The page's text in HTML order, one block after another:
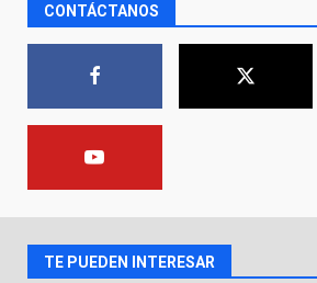
asume la
parroquia de
5 de agosto de 2026
2
FUEGO A LA
DEFENSA
5 de agosto de 2026
CONTÁCTANOS
TE PUEDEN INTERESAR